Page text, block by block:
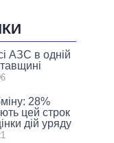
АЗС в одній
28%
цей строк
дій уряду